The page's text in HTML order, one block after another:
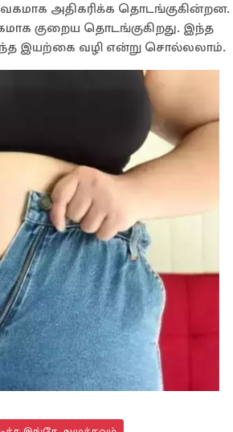
அதிகரிக்க தொடங்குகின்றன.
குறைய தொடங்குகிறது. இந்த
இயற்கை வழி என்று சொல்லலாம்.